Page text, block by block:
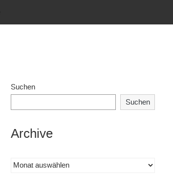
Suchen
Suchen
Archive
Archiv